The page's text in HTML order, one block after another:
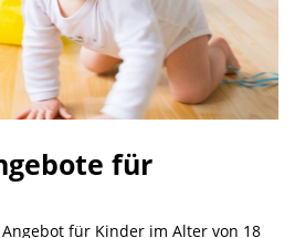
für
für Kinder im Alter von 18